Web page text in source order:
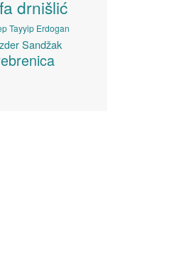
drnišlić
Tayyip Erdogan
Sandžak